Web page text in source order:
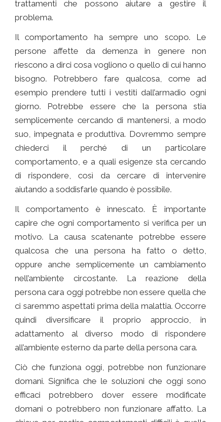
trattamenti che possono aiutare a gestire il
problema.
Il comportamento ha sempre uno scopo. Le
persone affette da demenza in genere non
riescono a dirci cosa vogliono o quello di cui hanno
bisogno. Potrebbero fare qualcosa, come ad
esempio prendere tutti i vestiti dall’armadio ogni
giorno. Potrebbe essere che la persona stia
semplicemente cercando di mantenersi, a modo
suo, impegnata e produttiva. Dovremmo sempre
chiederci il perché di un particolare
comportamento, e a quali esigenze sta cercando
di rispondere, così da cercare di intervenire
aiutando a soddisfarle quando è possibile.
Il comportamento è innescato. È importante
capire che ogni comportamento si verifica per un
motivo. La causa scatenante potrebbe essere
qualcosa che una persona ha fatto o detto,
oppure anche semplicemente un cambiamento
nell’ambiente circostante. La reazione della
persona cara oggi potrebbe non essere quella che
ci saremmo aspettati prima della malattia. Occorre
quindi diversificare il proprio approccio, in
adattamento al diverso modo di rispondere
all’ambiente esterno da parte della persona cara.
Ciò che funziona oggi, potrebbe non funzionare
domani. Significa che le soluzioni che oggi sono
efficaci potrebbero dover essere modificate
domani o potrebbero non funzionare affatto. La